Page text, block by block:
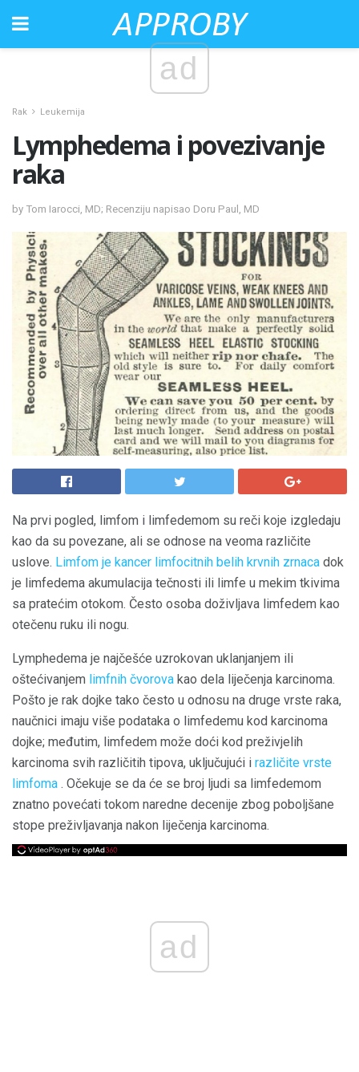
ad
Rak Leukemija
Lymphedema i povezivanje
raka
by Tom Iarocci, MD; Recenziju napisao Doru Paul, MD
Na prvi pogled, limfom i limfedemom su reči koje izgledaju
kao da su povezane, ali se odnose na veoma različite
uslove. Limfom je kancer limfocitnih belih krvnih zrnaca dok
je limfedema akumulacija tečnosti ili limfe u mekim tkivima
sa pratećim otokom. Često osoba doživljava limfedem kao
otečenu ruku ili nogu.
Lymphedema je najčešće uzrokovan uklanjanjem ili
oštećivanjem limfnih čvorova kao dela liječenja karcinoma.
Pošto je rak dojke tako često u odnosu na druge vrste raka,
naučnici imaju više podataka o limfedemu kod karcinoma
dojke; međutim, limfedem može doći kod preživjelih
karcinoma svih različitih tipova, uključujući i različite vrste
limfoma . Očekuje se da će se broj ljudi sa limfedemom
znatno povećati tokom naredne decenije zbog poboljšane
stope preživljavanja nakon liječenja karcinoma.
ad